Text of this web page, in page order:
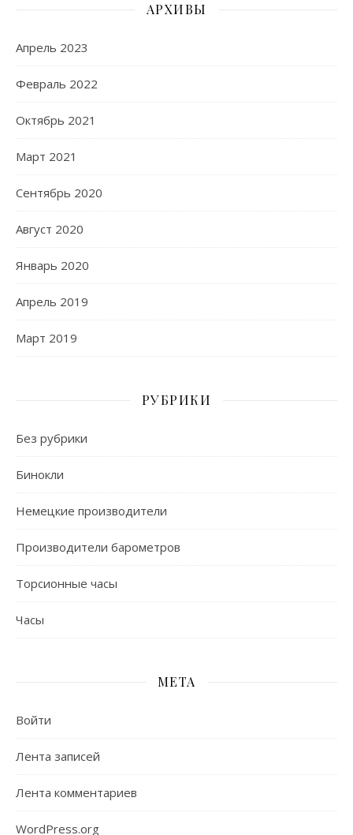
АРХИВЫ
Апрель 2023
Февраль 2022
Октябрь 2021
Март 2021
Сентябрь 2020
Август 2020
Январь 2020
Апрель 2019
Март 2019
РУБРИКИ
Без рубрики
Бинокли
Немецкие производители
Производители барометров
Торсионные часы
Часы
МЕТА
Войти
Лента записей
Лента комментариев
WordPress.org